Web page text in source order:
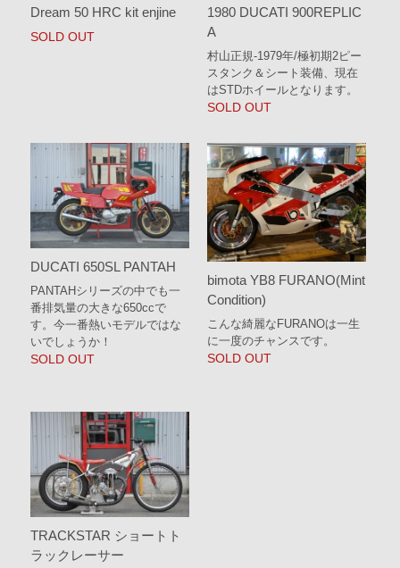
Dream 50 HRC kit enjine
SOLD OUT
1980 DUCATI 900REPLIC
A
村山正規-1979年/極初期2ピー
スタンク＆シート装備、現在
はSTDホイールとなります。
SOLD OUT
DUCATI 650SL PANTAH
PANTAHシリーズの中でも一
番排気量の大きな650ccで
す。今一番熱いモデルではな
いでしょうか！
SOLD OUT
bimota YB8 FURANO(Mint
Condition)
こんな綺麗なFURANOは一生
に一度のチャンスです。
SOLD OUT
TRACKSTAR ショートト
ラックレーサー